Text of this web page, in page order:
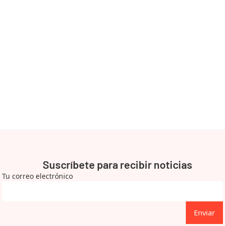
Suscríbete para recibir noticias
Tu correo electrónico
Enviar